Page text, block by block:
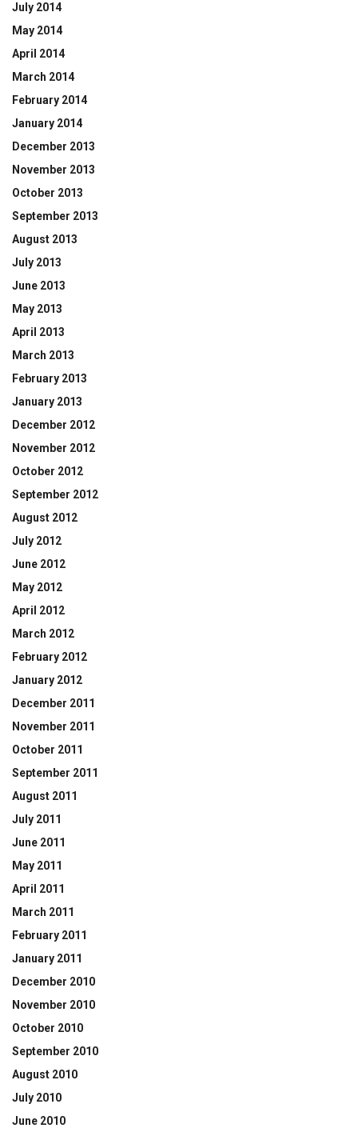
July 2014
May 2014
April 2014
March 2014
February 2014
January 2014
December 2013
November 2013
October 2013
September 2013
August 2013
July 2013
June 2013
May 2013
April 2013
March 2013
February 2013
January 2013
December 2012
November 2012
October 2012
September 2012
August 2012
July 2012
June 2012
May 2012
April 2012
March 2012
February 2012
January 2012
December 2011
November 2011
October 2011
September 2011
August 2011
July 2011
June 2011
May 2011
April 2011
March 2011
February 2011
January 2011
December 2010
November 2010
October 2010
September 2010
August 2010
July 2010
June 2010